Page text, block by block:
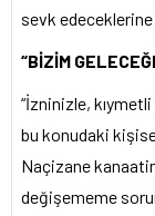
sevk
“BİZİM
“İzninizle, kıymetli
bu konudaki
Naçizane
değişememe